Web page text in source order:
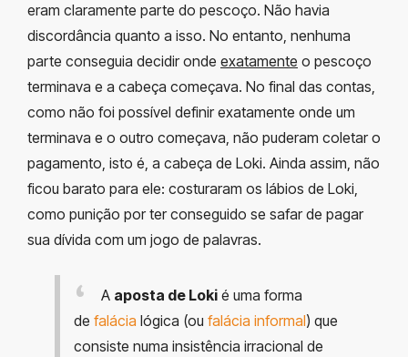
eram claramente parte do pescoço. Não havia
discordância quanto a isso. No entanto, nenhuma
parte conseguia decidir onde exatamente o pescoço
terminava e a cabeça começava. No final das contas,
como não foi possível definir exatamente onde um
terminava e o outro começava, não puderam coletar o
pagamento, isto é, a cabeça de Loki. Ainda assim, não
ficou barato para ele: costuraram os lábios de Loki,
como punição por ter conseguido se safar de pagar
sua dívida com um jogo de palavras.
A aposta de Loki é uma forma
de falácia lógica (ou falácia informal) que
consiste numa insistência irracional de